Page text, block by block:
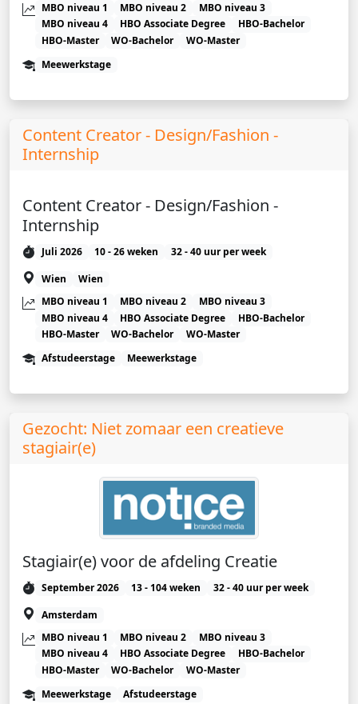
MBO niveau 1
MBO niveau 2
MBO niveau 3
MBO niveau 4
HBO Associate Degree
HBO-Bachelor
HBO-Master
WO-Bachelor
WO-Master
Meewerkstage
Content Creator - Design/Fashion -
Internship
Content Creator - Design/Fashion -
Internship
Juli 2026 10 - 26 weken
32 - 40 uur per week
Wien
Wien
MBO niveau 1
MBO niveau 2
MBO niveau 3
MBO niveau 4
HBO Associate Degree
HBO-Bachelor
HBO-Master
WO-Bachelor
WO-Master
Afstudeerstage
Meewerkstage
Gezocht: Niet zomaar een creatieve
stagiair(e)
Stagiair(e) voor de afdeling Creatie
September 2026 13 - 104 weken
32 - 40 uur per week
Amsterdam
MBO niveau 1
MBO niveau 2
MBO niveau 3
MBO niveau 4
HBO Associate Degree
HBO-Bachelor
HBO-Master
WO-Bachelor
WO-Master
Meewerkstage
Afstudeerstage